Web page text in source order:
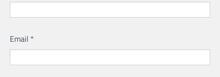
Email *